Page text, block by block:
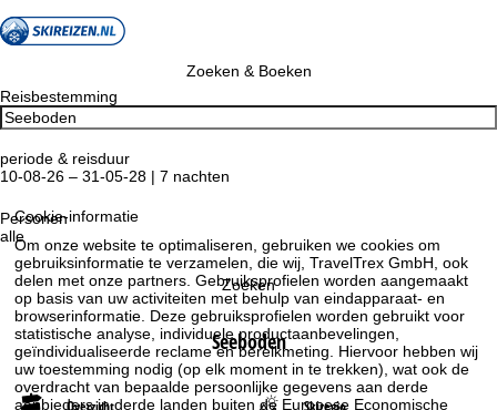
Cookie-informatie
Om onze website te optimaliseren, gebruiken we cookies om
gebruiksinformatie te verzamelen, die wij, TravelTrex GmbH, ook
delen met onze partners. Gebruiksprofielen worden aangemaakt
op basis van uw activiteiten met behulp van eindapparaat- en
browserinformatie. Deze gebruiksprofielen worden gebruikt voor
statistische analyse, individuele productaanbevelingen,
geïndividualiseerde reclame en bereikmeting. Hiervoor hebben wij
uw toestemming nodig (op elk moment in te trekken), wat ook de
overdracht van bepaalde persoonlijke gegevens aan derde
aanbieders in derde landen buiten de Europese Economische
Zoeken & Boeken
Reisbestemming
periode & reisduur
10-08-26 – 31-05-28 | 7 nachten
Personen
alle
Zoeken
Seeboden
Overzicht Skiregio